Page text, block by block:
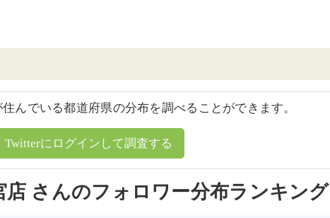
んでいる都道府県の分布を調べることができます。
Twitterにログインして調査する
店 さんのフォロワー分布ランキング